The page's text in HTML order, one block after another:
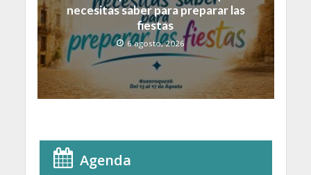
necesitas saber para preparar las
fiestas
6 agosto, 2026
Agenda